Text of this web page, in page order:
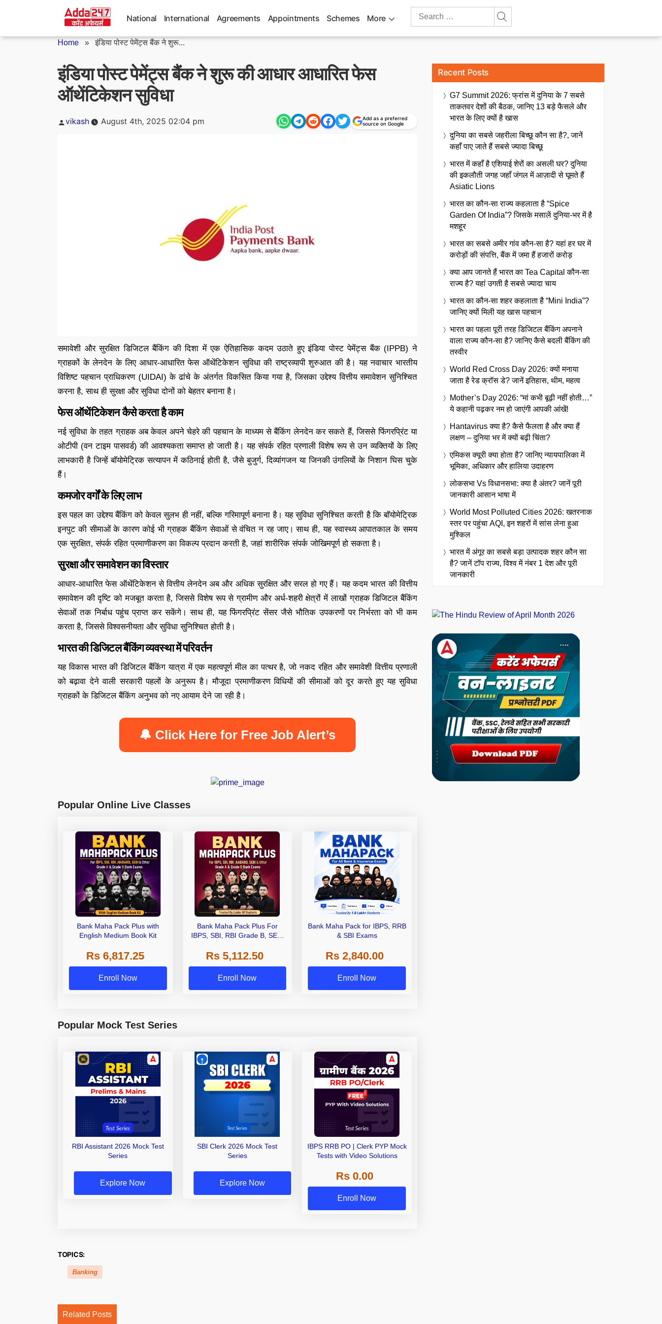
National International Agreements Appointments Schemes More
Search
Home »इंडिया पोस्ट पेमेंट्स बैंक ने शुरू...
इंडिया पोस्ट पेमेंट्स बैंक ने शुरू की आधार आधारित फेस
ऑथेंटिकेशन सुविधा
Posted
vikash August 4th, 2025 02:04 pm
Add as a preferred
source on Google
समावेशी और सुरक्षित डिजिटल बैंकिंग की दिशा में एक ऐतिहासिक कदम उठाते हुए इंडिया पोस्ट पेमेंट्स बैंक (IPPB) ने
ग्राहकों के लेनदेन के लिए आधार-आधारित फेस ऑथेंटिकेशन सुविधा की राष्ट्रव्यापी शुरुआत की है। यह नवाचार भारतीय
विशिष्ट पहचान प्राधिकरण (UIDAI) के ढांचे के अंतर्गत विकसित किया गया है, जिसका उद्देश्य वित्तीय समावेशन सुनिश्चित
करना है, साथ ही सुरक्षा और सुविधा दोनों को बेहतर बनाना है।
फेस ऑथेंटिकेशन कैसे करता है काम
नई सुविधा के तहत ग्राहक अब केवल अपने चेहरे की पहचान के माध्यम से बैंकिंग लेनदेन कर सकते हैं, जिससे फिंगरप्रिंट या
ओटीपी (वन टाइम पासवर्ड) की आवश्यकता समाप्त हो जाती है। यह संपर्क रहित प्रणाली विशेष रूप से उन व्यक्तियों के लिए
लाभकारी है जिन्हें बॉयोमेट्रिक सत्यापन में कठिनाई होती है, जैसे बुजुर्ग, दिव्यांगजन या जिनकी उंगलियों के निशान घिस चुके
हैं।
कमजोर वर्गों के लिए लाभ
इस पहल का उद्देश्य बैंकिंग को केवल सुलभ ही नहीं, बल्कि गरिमापूर्ण बनाना है। यह सुविधा सुनिश्चित करती है कि बॉयोमेट्रिक
इनपुट की सीमाओं के कारण कोई भी ग्राहक बैंकिंग सेवाओं से वंचित न रह जाए। साथ ही, यह स्वास्थ्य आपातकाल के समय
एक सुरक्षित, संपर्क रहित प्रमाणीकरण का विकल्प प्रदान करती है, जहां शारीरिक संपर्क जोखिमपूर्ण हो सकता है।
सुरक्षा और समावेशन का विस्तार
आधार-आधारित फेस ऑथेंटिकेशन से वित्तीय लेनदेन अब और अधिक सुरक्षित और सरल हो गए हैं। यह कदम भारत की वित्तीय
समावेशन की दृष्टि को मजबूत करता है, जिससे विशेष रूप से ग्रामीण और अर्ध-शहरी क्षेत्रों में लाखों ग्राहक डिजिटल बैंकिंग
सेवाओं तक निर्बाध पहुंच प्राप्त कर सकेंगे। साथ ही, यह फिंगरप्रिंट सेंसर जैसे भौतिक उपकरणों पर निर्भरता को भी कम
करता है, जिससे विश्वसनीयता और सुविधा सुनिश्चित होती है।
भारत की डिजिटल बैंकिंग व्यवस्था में परिवर्तन
यह विकास भारत की डिजिटल बैंकिंग यात्रा में एक महत्वपूर्ण मील का पत्थर है, जो नकद रहित और समावेशी वित्तीय प्रणाली
को बढ़ावा देने वाली सरकारी पहलों के अनुरूप है। मौजूदा प्रमाणीकरण विधियों की सीमाओं को दूर करते हुए यह सुविधा
ग्राहकों के डिजिटल बैंकिंग अनुभव को नए आयाम देने जा रही है।
🔔 Click Here for Free Job Alert’s
Popular Online Live Classes
Bank Maha Pack Plus with
English Medium Book Kit
Rs 6,817.25
Enroll Now
Bank Maha Pack Plus For
IBPS, SBI, RBI Grade B, SEBI
Other Grade A & Grade B Bank
Exams
Rs 5,112.50
Enroll Now
Bank Maha Pack for IBPS, RRB
& SBI Exams
Rs 2,840.00
Enroll Now
Popular Mock Test Series
RBI Assistant 2026 Mock Test
Series
Explore Now
SBI Clerk 2026 Mock Test
Series
Explore Now
IBPS RRB PO | Clerk PYP Mock
Tests with Video Solutions
Rs 0.00
Enroll Now
TOPICS:
Banking
Related Posts
Recent Posts
G7 Summit 2026: फ्रांस में दुनिया के 7 सबसे
ताकतवर देशों की बैठक, जानिए 13 बड़े फैसले और
भारत के लिए क्यों है खास
दुनिया का सबसे जहरीला बिच्छू कौन सा है?, जानें
कहाँ पाए जाते हैं सबसे ज्यादा बिच्छू
भारत में कहाँ है एशियाई शेरों का असली घर? दुनिया
की इकलौती जगह जहाँ जंगल में आज़ादी से घूमते हैं
Asiatic Lions
भारत का कौन-सा राज्य कहलाता है “Spice
Garden Of India”? जिसके मसालें दुनिया-भर में है
मशहूर
भारत का सबसे अमीर गांव कौन-सा है? यहां हर घर में
करोड़ों की संपत्ति, बैंक में जमा हैं हजारों करोड़
क्या आप जानते हैं भारत का Tea Capital कौन-सा
राज्य है? यहां उगती है सबसे ज्यादा चाय
भारत का कौन-सा शहर कहलाता है “Mini India”?
जानिए क्यों मिली यह खास पहचान
भारत का पहला पूरी तरह डिजिटल बैंकिंग अपनाने
वाला राज्य कौन-सा है? जानिए कैसे बदली बैंकिंग की
तस्वीर
World Red Cross Day 2026: क्यों मनाया
जाता है रेड क्रॉस डे? जानें इतिहास, थीम, महत्व
Mother’s Day 2026: “मां कभी बूढ़ी नहीं होती…”
ये कहानी पढ़कर नम हो जाएंगी आपकी आंखें!
Hantavirus क्या है? कैसे फैलता है और क्या हैं
लक्षण – दुनिया भर में क्यों बढ़ी चिंता?
एमिकस क्यूरी क्या होता है? जानिए न्यायपालिका में
भूमिका, अधिकार और हालिया उदाहरण
लोकसभा Vs विधानसभा: क्या है अंतर? जानें पूरी
जानकारी आसान भाषा में
World Most Polluted Cities 2026: खतरनाक
स्तर पर पहुंचा AQI, इन शहरों में सांस लेना हुआ
मुश्किल
भारत में अंगूर का सबसे बड़ा उत्पादक शहर कौन सा
है? जानें टॉप राज्य, विश्व में नंबर 1 देश और पूरी
जानकारी